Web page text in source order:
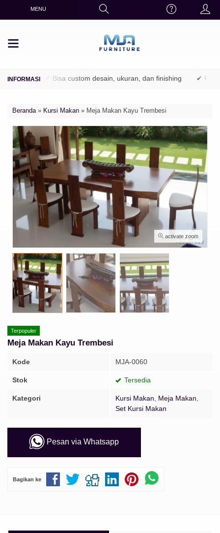
MENU
✔ Bisa custom desain, ukuran, dan finishing ✔
Beranda» Kursi Makan » Meja Makan Kayu Trembesi
activate zoom
Terpopuler
Meja Makan Kayu Trembesi
Kode MJA-0060
Stok Tersedia
Kategori Kursi Makan Meja Makan
Set Kursi Makan
Pesan via Whatsapp
Bagikan ke